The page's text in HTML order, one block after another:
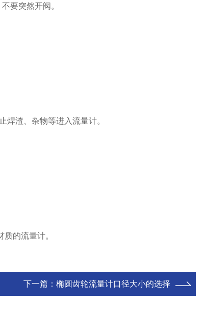
要突然开阀。
渣、杂物等进入流量计。
的流量计。
下一篇： 椭圆齿轮流量计口径大小的选择